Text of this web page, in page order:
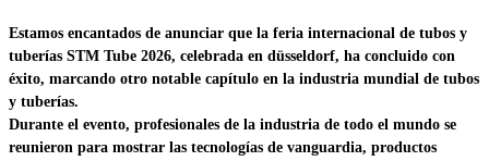
Estamos encantados de anunciar que la feria internacional de tubos y
tuberías STM Tube 2026, celebrada en düsseldorf, ha concluido con
éxito, marcando otro notable capítulo en la industria mundial de tubos
y tuberías.
Durante el evento, profesionales de la industria de todo el mundo se
reunieron para mostrar las tecnologías de vanguardia, productos